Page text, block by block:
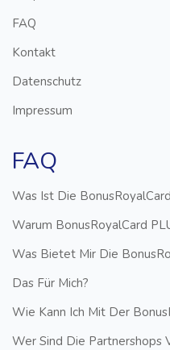
FAQ
Kontakt
Datenschutz
Impressum
FAQ
Was Ist Die
Warum BonusRoyalCard
Was Bietet Mir Die
Das Für Mich?
Wie Kann Ich Mit Der
Wer Sind Die Partnershops